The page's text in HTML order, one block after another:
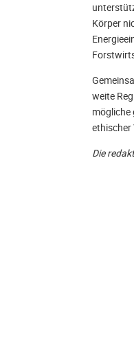
Körper
weite
mögliche
Die